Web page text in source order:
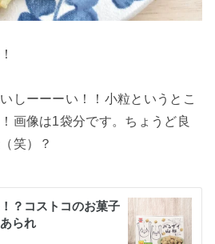
しーーーい！！小粒というとこ
画像は1袋分です。ちょうど良
笑）？